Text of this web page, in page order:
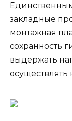
закладные
монтажная
сохранность
выдержать
осуществлять